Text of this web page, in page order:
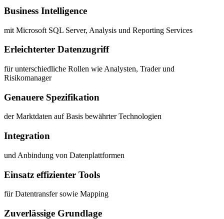
Business Intelligence
mit Microsoft SQL Server, Analysis und Reporting Services
Erleichterter Datenzugriff
für unterschiedliche Rollen wie Analysten, Trader und
Risikomanager
Genauere Spezifikation
der Marktdaten auf Basis bewährter Technologien
Integration
und Anbindung von Datenplattformen
Einsatz effizienter Tools
für Datentransfer sowie Mapping
Zuverlässige Grundlage